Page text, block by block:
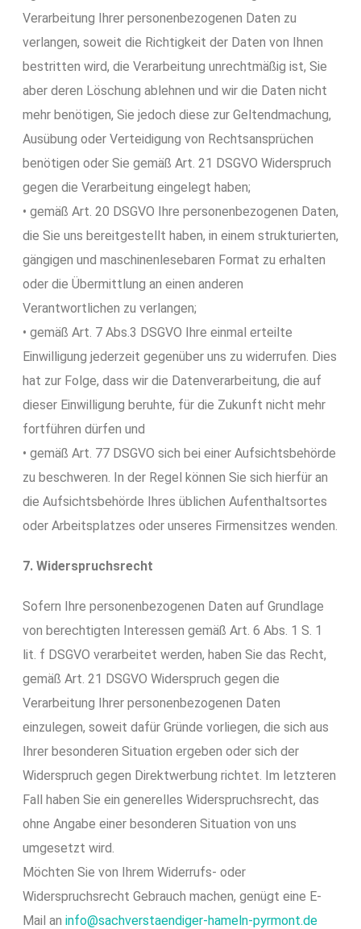
Verarbeitung Ihrer personenbezogenen Daten zu
verlangen, soweit die Richtigkeit der Daten von Ihnen
bestritten wird, die Verarbeitung unrechtmäßig ist, Sie
aber deren Löschung ablehnen und wir die Daten nicht
mehr benötigen, Sie jedoch diese zur Geltendmachung,
Ausübung oder Verteidigung von Rechtsansprüchen
benötigen oder Sie gemäß Art. 21 DSGVO Widerspruch
gegen die Verarbeitung eingelegt haben;
• gemäß Art. 20 DSGVO Ihre personenbezogenen Daten,
die Sie uns bereitgestellt haben, in einem strukturierten,
gängigen und maschinenlesebaren Format zu erhalten
oder die Übermittlung an einen anderen
Verantwortlichen zu verlangen;
• gemäß Art. 7 Abs.3 DSGVO Ihre einmal erteilte
Einwilligung jederzeit gegenüber uns zu widerrufen. Dies
hat zur Folge, dass wir die Datenverarbeitung, die auf
dieser Einwilligung beruhte, für die Zukunft nicht mehr
fortführen dürfen und
• gemäß Art. 77 DSGVO sich bei einer Aufsichtsbehörde
zu beschweren. In der Regel können Sie sich hierfür an
die Aufsichtsbehörde Ihres üblichen Aufenthaltsortes
oder Arbeitsplatzes oder unseres Firmensitzes wenden.
7. Widerspruchsrecht
Sofern Ihre personenbezogenen Daten auf Grundlage
von berechtigten Interessen gemäß Art. 6 Abs. 1 S. 1
lit. f DSGVO verarbeitet werden, haben Sie das Recht,
gemäß Art. 21 DSGVO Widerspruch gegen die
Verarbeitung Ihrer personenbezogenen Daten
einzulegen, soweit dafür Gründe vorliegen, die sich aus
Ihrer besonderen Situation ergeben oder sich der
Widerspruch gegen Direktwerbung richtet. Im letzteren
Fall haben Sie ein generelles Widerspruchsrecht, das
ohne Angabe einer besonderen Situation von uns
umgesetzt wird.
Möchten Sie von Ihrem Widerrufs- oder
Widerspruchsrecht Gebrauch machen, genügt eine E-
Mail an info@sachverstaendiger-hameln-pyrmont.de